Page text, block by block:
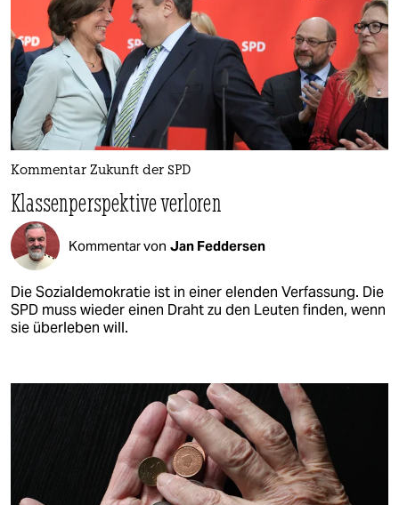
Kommentar Zukunft der SPD
Klassenperspektive verloren
Kommentar von Jan Feddersen
Die Sozialdemokratie ist in einer elenden Verfassung. Die
SPD muss wieder einen Draht zu den Leuten finden, wenn
sie überleben will.